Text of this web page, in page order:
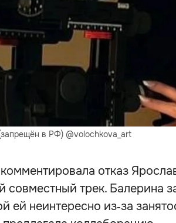
в РФ) @volochkova_art
отказ
совместный трек. Балерина
ей неинтересно из‑за